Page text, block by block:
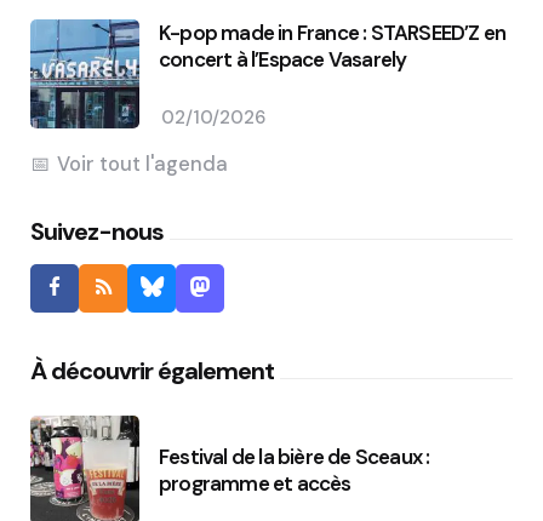
K-pop made in France : STARSEED’Z en
concert à l’Espace Vasarely
02/10/2026
Voir tout l'agenda
Suivez-nous
À découvrir également
Festival de la bière de Sceaux :
programme et accès